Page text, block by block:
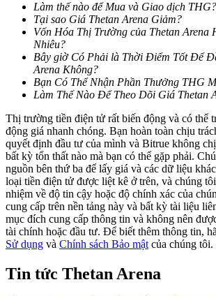
Thông tin
Phân tích dữ liệu lớn bao gồm thông tin
Hướng dẫn
Hướng dẫn giao dịch Spot
Làm thế nào để Mua và Giao dịch THG?
Tại sao Giá Thetan Arena Giảm?
Vốn Hóa Thị Trường của Thetan Arena
Nhiêu?
Bây giờ Có Phải là Thời Điểm Tốt Để
Arena Không?
Bạn Có Thể Nhận Phần Thưởng THG
Làm Thế Nào Để Theo Dõi Giá Thetan
Thị trường tiền điện tử rất biến động và có thể
động giá nhanh chóng. Bạn hoàn toàn chịu
quyết định đầu tư của mình và Bitrue không
bất kỳ tổn thất nào mà bạn có thể gặp phải.
nguồn bên thứ ba để lấy giá và các dữ liệu
loại tiền điện tử được liệt kê ở trên, và chúng
nhiệm về độ tin cậy hoặc độ chính xác của
cung cấp trên nền tảng này và bất kỳ tài liệu
mục đích cung cấp thông tin và không nên
tài chính hoặc đầu tư. Để biết thêm thông tin,
Sử dụng và Chính sách Bảo mật của chúng tôi.
Tin tức Thetan Arena